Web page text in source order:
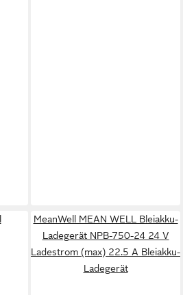
MeanWell MEAN WELL Bleiakku-
Ladegerät NPB-750-24 24 V
Ladestrom (max) 22.5 A Bleiakku-
Ladegerät